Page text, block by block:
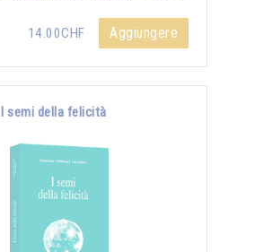
14.00CHF
Aggiungere
I semi della felicità